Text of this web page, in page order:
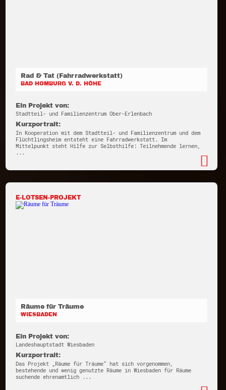
Rad & Tat (Fahrradwerkstatt)
BAD HOMBURG V. D. HÖHE
Ein Projekt von:
Stadtteil- und Familienzentrum Ober-Erlenbach
Kurzportrait:
In Kooperation mit dem Stadtteil- und Familienzentrum und dem
Flüchtlingsheim entsteht eine Fahrradwerkstatt. Im
Mittelpunkt steht Hilfe zur Selbsthilfe: Teilnehmende lernen,
...
E-LOTSEN-PROJEKT
Räume für Träume
WIESBADEN
Ein Projekt von:
Landeshauptstadt Wiesbaden
Kurzportrait:
Das Projekt „Räume für Träume“ hat sich vorgenommen,
bestehende und wenig genutzte Räume in Wiesbaden für Räume
suchende ehrenamtlich ...